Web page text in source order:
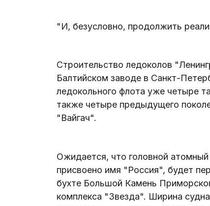
"И, безусловно, продолжить
Строительство ледоколов
Балтийском заводе в Санкт-
ледокольного флота уже четыре
также четыре предыдущего
"Вайгач".
Ожидается, что головной
присвоено имя "Россия", будет
бухте Большой Камень
комплекса "Звезда". Ширина